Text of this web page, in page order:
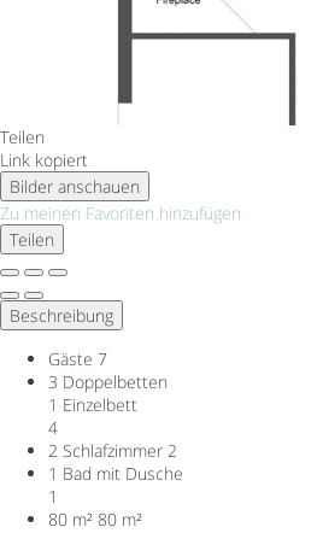
Teilen
Link kopiert
Bilder anschauen
Zu meinen Favoriten hinzufügen
Teilen
Beschreibung
Gäste 7
3 Doppelbetten
1 Einzelbett
4
2 Schlafzimmer 2
1 Bad mit Dusche
1
80 m² 80 m²